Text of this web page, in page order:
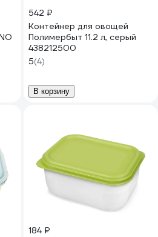
С
542 ₽
Контейнер для овощей
Полимербыт 11.2 л, серый
438212500
5(4)
В корзину
184 ₽